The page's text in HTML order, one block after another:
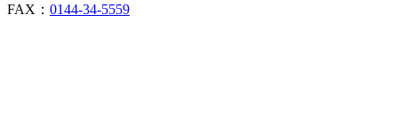
FAX： 0144-34-5559